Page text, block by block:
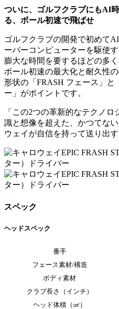
ついに、ゴルフクラブにもAI
る、ボール初速で飛ばせ
ゴルフクラブの開発で初めて
ーパーコンピューターを駆使
膨大な時間を要するほどの多
ボール初速の最大化と耐久性
形状の「FRASH フェース」
ー」がポイントです。
「この2つの革新的なテクノ
識と想像を超えた、かつてな
ウェイが自信を持って送り出す
スペック
ヘッドスペック
番手
フェース素材/構造
ボディ素材
クラブ長さ（インチ）
ヘッド体積（㎤）